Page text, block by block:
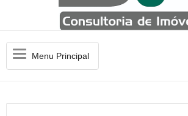
MenuMenu Principal